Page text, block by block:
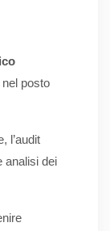
posto
l’audit
analisi dei